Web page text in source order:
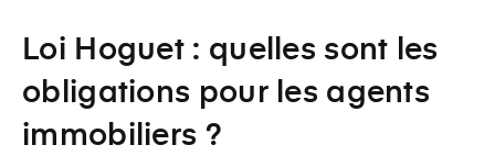
Loi Hoguet : quelles sont les
obligations pour les agents
immobiliers ?